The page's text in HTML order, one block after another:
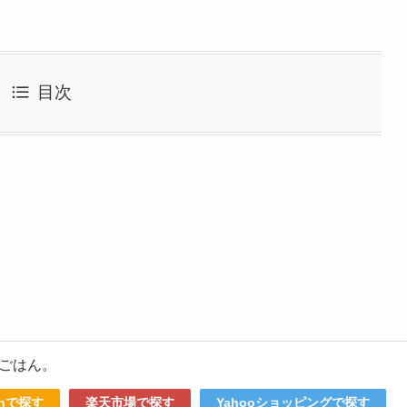
目次
はん。
で探す 楽天市場で探す Yahooショッピングで探す